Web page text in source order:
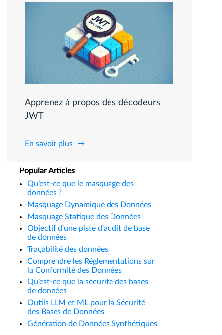
Apprenez à propos des décodeurs
JWT
En savoir plus
Popular Articles
Qu’est-ce que le masquage des
données ?
Masquage Dynamique des Données
Masquage Statique des Données
Objectif d’une piste d’audit de base
de données
Traçabilité des données
Comprendre les Réglementations sur
la Conformité des Données
Qu’est-ce que la sécurité des bases
de données
Outils LLM et ML pour la Sécurité
des Bases de Données
Génération de Données Synthétiques